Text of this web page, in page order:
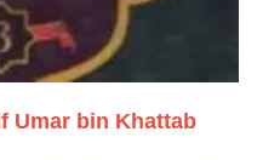
Umar bin Khattab